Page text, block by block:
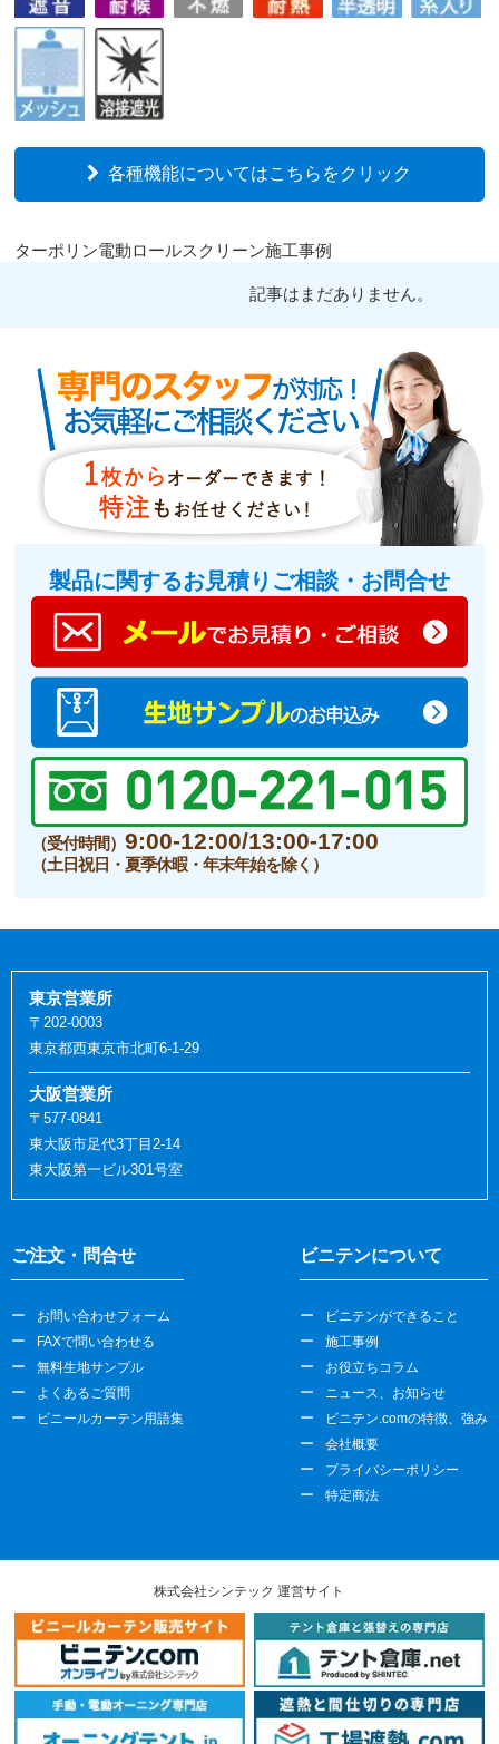
各種機能についてはこちらをクリック
ターポリン電動ロールスクリーン施工事例
記事はまだありません。
製品に関するお見積りご相談・お問合せ
（受付時間）9:00-12:00/13:00-17:00
（土日祝日・夏季休暇・年末年始を除く）
ご注文・問合せ
お問い合わせフォーム
FAXで問い合わせる
無料生地サンプル
よくあるご質問
ビニールカーテン用語集
ビニテンについて
ビニテンができること
施工事例
お役立ちコラム
ニュース、お知らせ
ビニテン.comの特徴、強み
会社概要
プライバシーポリシー
特定商法
東京営業所
〒202-0003
東京都西東京市北町6-1-29
大阪営業所
〒577-0841
東大阪市足代3丁目2-14
東大阪第一ビル301号室
株式会社シンテック 運営サイト